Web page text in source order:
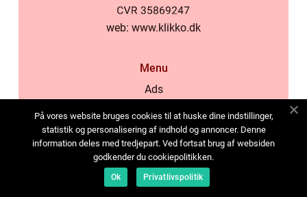
web: www.klikko.dk
Menu
Ads
Cookies
Contact
Sitemap
På vores website bruges cookies til at huske dine indstillinger,
statistik og personalisering af indhold og annoncer. Denne
information deles med tredjepart. Ved fortsat brug af websiden
godkender du cookiepolitikken.
Ok Privatlivspolitik